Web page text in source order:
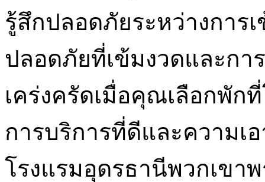
รู้สึกปลอดภัยระหว่างการ
ปลอดภัยที่เข้มงวดและกา
เคร่งครัดเมื่อคุณเลือกพัก
การบริการที่ดีและความเ
โรงแรมอุดรธานีพวกเขา